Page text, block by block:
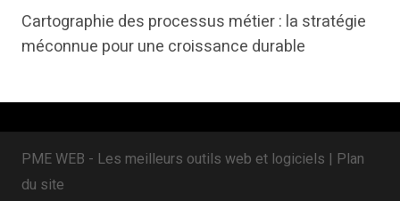
Cartographie des processus métier : la stratégie
méconnue pour une croissance durable
PME WEB - Les meilleurs outils web et logiciels | Plan
du site